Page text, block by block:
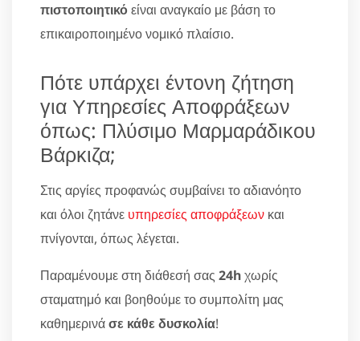
πιστοποιητικόείναι αναγκαίο με βάση το
επικαιροποιημένο νομικό πλαίσιο.
Πότε υπάρχει έντονη ζήτηση
για Υπηρεσίες Αποφράξεων
όπως: Πλύσιμο Μαρμαράδικου
Βάρκιζα;
Στις αργίες προφανώς συμβαίνει το αδιανόητο
και όλοι ζητάνε υπηρεσίες αποφράξεων και
πνίγονται, όπως λέγεται.
Παραμένουμε στη διάθεσή σας 24hχωρίς
σταματημό και βοηθούμε το συμπολίτη μας
καθημερινάσε κάθε δυσκολία!